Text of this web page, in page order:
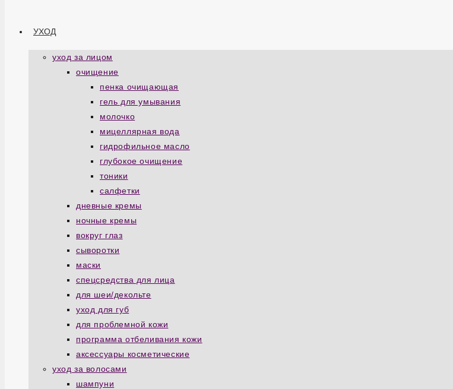
УХОД
уход за лицом
очищение
пенка очищающая
гель для умывания
молочко
мицеллярная вода
гидрофильное масло
глубокое очищение
тоники
салфетки
дневные кремы
ночные кремы
вокруг глаз
сыворотки
маски
спецсредства для лица
для шеи/декольте
уход для губ
для проблемной кожи
программа отбеливания кожи
аксессуары косметические
уход за волосами
шампуни